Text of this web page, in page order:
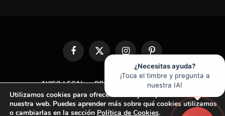
¿Necesitas ayuda?
¡Toca el timbre y pregunta a
nuestra IA!
Facebook
X
(Twitter)
InstagramPinterest
AVISO LEGAL PROTECCIÓN DE DATOS
POLÍTICA DE COOKIES
Utilizamos cookies para ofrecerte la mejor experiencia en
nuestra web. Puedes aprender más sobre qué cookies utilizamos
o cambiarlas en la sección Política de Cookies.